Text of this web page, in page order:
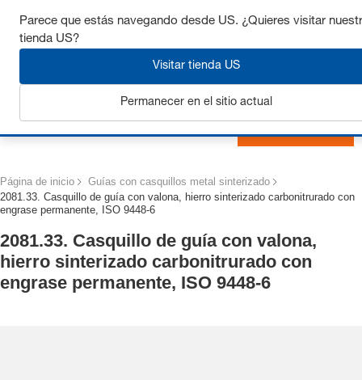
Consigue hasta un 7% de descuento - haz clic aquí para
Página de inicio
Guías con casquillos metal sinterizado
2081.33. Casquillo de guía con valona, hierro sinterizado carbonitrurado con
engrase permanente, ISO 9448-6
2081.33. Casquillo de guía con valona,
hierro sinterizado carbonitrurado con
engrase permanente, ISO 9448-6
Parece que estás navegando desde US. ¿Quieres visitar
tienda US?
Visitar tienda US
Permanecer en el sitio actual